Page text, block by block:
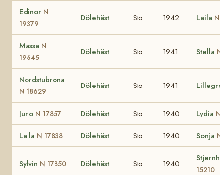
Edinor N
19379
Dölehäst Sto 1942 Laila
Massa N
19645
Dölehäst Sto 1941 Stella
Nordstubrona
N 18629
Dölehäst Sto 1941
Juno N 17857 Dölehäst Sto 1940 Lydia
Laila N 17838 Dölehäst Sto 1940 Sonja
Sylvin N 17850 Dölehäst Sto 1940
15210